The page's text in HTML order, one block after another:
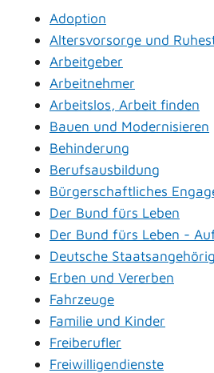
Adoption
Altersvorsorge und
Arbeitgeber
Arbeitnehmer
Arbeitslos, Arbeit finden
Bauen und Modernisieren
Behinderung
Berufsausbildung
Bürgerschaftliches
Der Bund fürs Leben
Der Bund fürs Leben -
Deutsche
Erben und Vererben
Fahrzeuge
Familie und Kinder
Freiberufler
Freiwilligendienste